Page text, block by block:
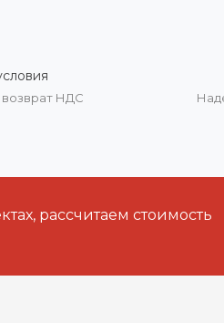
возврат НДС
рассчитаем стоимость